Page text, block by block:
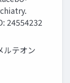
24554232
ルテオン